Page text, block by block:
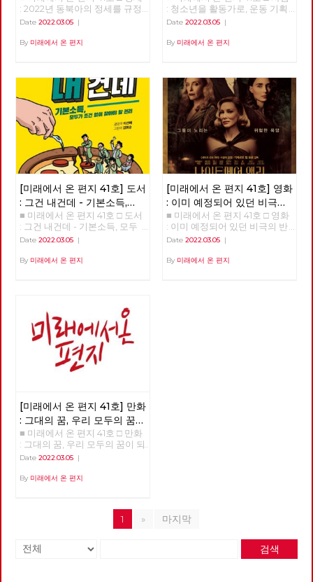
: 2022년 동북아의 정세를 규정
하는 네 가지 요인 >>>>>> 업로
Date 2022.03.05 |
By 미래에서 온 편지
: 청소년을 활동가로, 운동 기획
자 고유미 >>>>>> 업로드 준비
Date 2022.03.05|
By 미래에서 온 편지
[미래에서 온 편지 41호] 도서
: 그건 내건데 - 기본소득,
모두가 차별없이 찾아야 할
권리
■ 미래에서 온 편지 41호 □ 도서
: 그건 내건데 - 기본소득, 모두
가 차별없이 찾아야 할 권리
Date 2022.03.05 |
By 미래에서 온 편지
[미래에서 온 편지 41호] 영화
: 이미 예정되어 있던 비극의
반복 – 나이트메어 앨리
■ 미래에서 온 편지 41호 □ 영화
: 이미 예정되어 있던 비극의 반
복 – 나이트메어 앨리 >>>>>>
Date 2022.03.05|
By 미래에서 온 편지
[미래에서 온 편지 41호] 만화
: 그대의 꿈, 우리 모두의 꿈이
되어
■ 미래에서 온 편지 41호 □ 만화
: 그대의 꿈, 우리 모두의 꿈이 되
어 >>>>>> 업로드 준비중
Date 2022.03.05 |
By 미래에서 온 편지
1 » 마지막
검색